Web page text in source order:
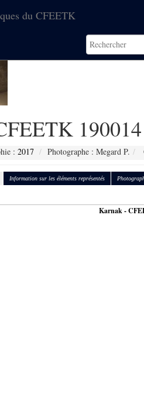
du CFEETK
190014
: 2017 Photographe : Megard P.
Information sur les éléments représentés